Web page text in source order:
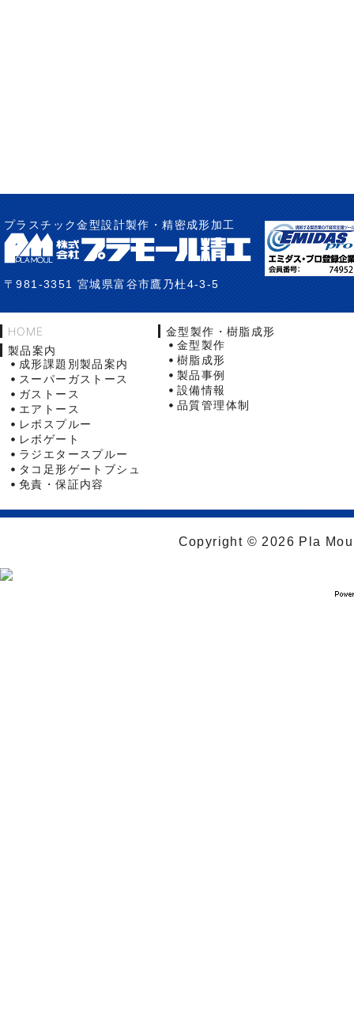
プラスチック金型設計製作・精密成形加工
〒981-3351 宮城県富谷市鷹乃杜4-3-5
HOME
製品案内
成形課題別製品案内
スーパーガストース
ガストース
エアトース
レボスプルー
レボゲート
ラジエタースプルー
タコ足形ゲートブシュ
免責・保証内容
金型製作・樹脂成形
金型製作
樹脂成形
製品事例
設備情報
品質管理体制
Copyright © 2026 Pla